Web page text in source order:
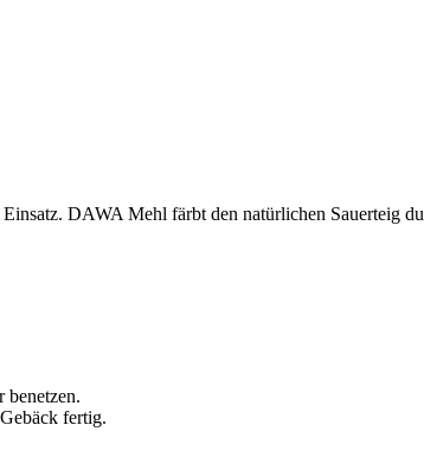
DAWA Mehl färbt den natürlichen Sauerteig
benetzen.
fertig.